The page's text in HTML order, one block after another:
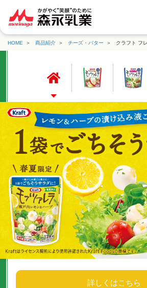
HOME 商品紹介 チーズ・バター クラフト フ
詳しくはこちら